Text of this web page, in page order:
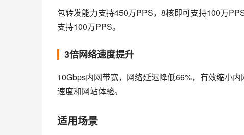
包转发能力支持450万PPS，8核即可支持100万
支持100万PPS。
3倍网络速度提升
10Gbps内网带宽，网络延迟降低66%，有效缩小
速度和网站体验。
适用场景